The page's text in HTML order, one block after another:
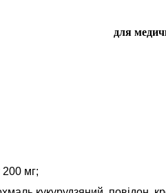
для
200 мг;